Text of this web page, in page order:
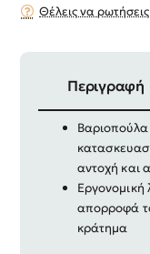
Θέλεις να ρωτήσεις
Περιγραφή
Βάρος: 1kg
αντοχή και
απορροφά
κράτημα